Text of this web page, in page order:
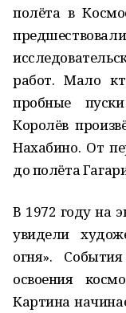
полёта в
работ. Мало
пробные
Королёв
Нахабино. От
до полёта
В 1972 году на
увидели
огня».
освоения
Картина